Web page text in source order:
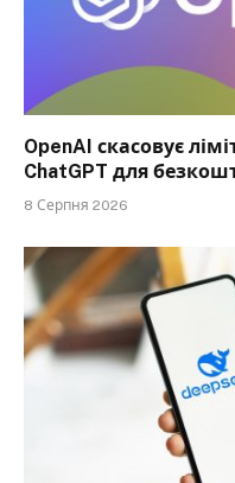
OpenAI скасовує
ChatGPT для
8 Серпня 2026